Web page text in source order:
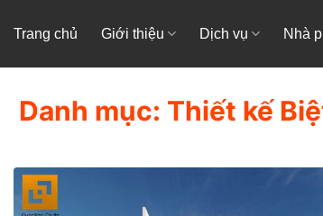
Trang chủ Giới thiệu Dịch vụ Nhà
Danh mục: Thiết kế